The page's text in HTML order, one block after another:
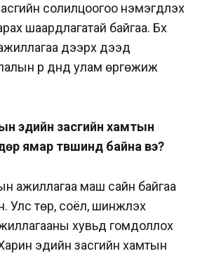
солилцоогоо нэмэгдүүлэх
шаардлагатай байгаа. Бүх
дээрх дээд
үр дүнд улам өргөжиж
эдийн засгийн хамтын
ямар түвшинд байна вэ?
ажиллагаа маш сайн байгаа
Улс төр, соёл, шинжлэх
хувьд гомдоллох
Харин эдийн засгийн хамтын